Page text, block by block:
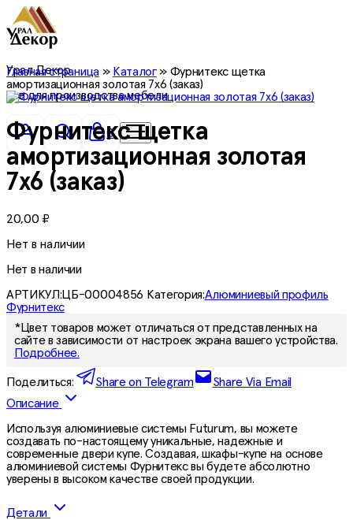
Урал Декор
все для производства мебели
0
Главная страница» Каталог» Фурнитекс щетка
амортизационная золотая 7х6 (заказ)
Фурнитекс щетка
амортизационная золотая
7х6 (заказ)
20,00 ₽
Нет в наличии
Нет в наличии
АРТИКУЛ:ЦБ-00004856 Категория:Алюминиевый профиль
Фурнитекс
*Цвет товаров может отличаться от представленных на
сайте в зависимости от настроек экрана вашего устройства.
Подробнее.
Поделиться: Share on Telegram
Share Via Email
Описание
Используя алюминиевые системы Futurum, вы можете
создавать по-настоящему уникальные, надежные и
современные двери купе. Создавая, шкафы-купе на основе
алюминиевой системы Фурнитекс вы будете абсолютно
уверены в высоком качестве своей продукции.
Детали